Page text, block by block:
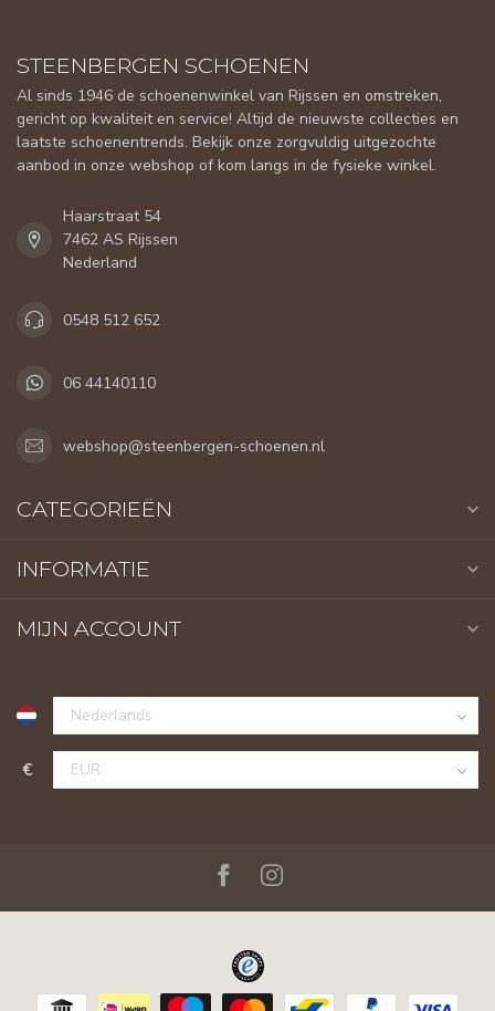
STEENBERGEN SCHOENEN
Al sinds 1946 de schoenenwinkel van Rijssen en omstreken,
gericht op kwaliteit en service! Altijd de nieuwste collecties en
laatste schoenentrends. Bekijk onze zorgvuldig uitgezochte
aanbod in onze webshop of kom langs in de fysieke winkel.
Haarstraat 54
7462 AS Rijssen
Nederland
0548 512 652
06 44140110
webshop@steenbergen-schoenen.nl
CATEGORIEËN
INFORMATIE
MIJN ACCOUNT
€